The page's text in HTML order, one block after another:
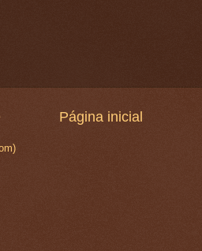
Página inicial